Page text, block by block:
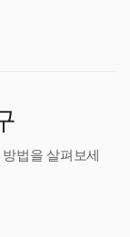
법을 살펴보세